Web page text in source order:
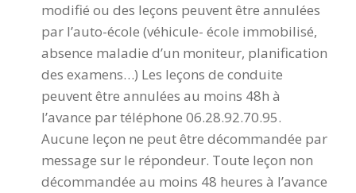
modifié ou des leçons peuvent être annulées
par l’auto-école (véhicule- école immobilisé,
absence maladie d’un moniteur, planification
des examens…) Les leçons de conduite
peuvent être annulées au moins 48h à
l’avance par téléphone 06.28.92.70.95.
Aucune leçon ne peut être décommandée par
message sur le répondeur. Toute leçon non
décommandée au moins 48 heures à l’avance